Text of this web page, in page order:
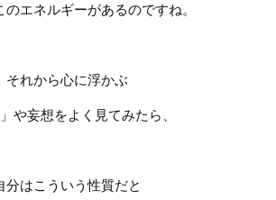
のエネルギーがあるのですね。
それから心に浮かぶ
」や妄想をよく見てみたら、
分はこういう性質だと